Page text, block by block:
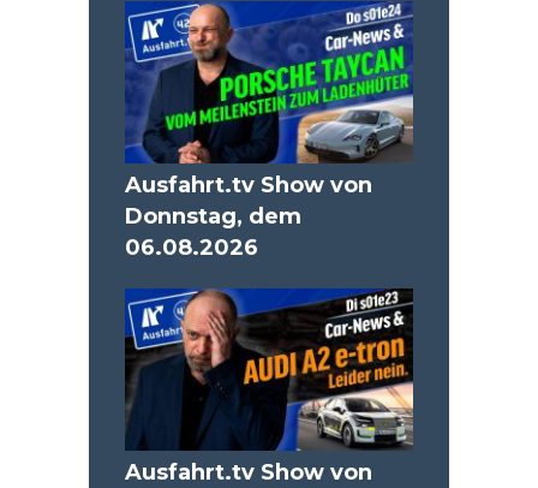
Ausfahrt.tv Show von
Donnstag, dem
06.08.2026
Ausfahrt.tv Show von